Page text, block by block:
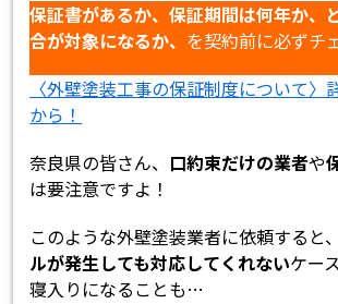
保証書があるか、保証期間は何年か、
合が対象になるか、 を契約前に必ずチ
〈外壁塗装工事の保証制度について〉
から！
奈良県の皆さん、 口約束だけの業者や
は要注意ですよ！
このような外壁塗装業者に依頼すると
ルが発生しても対応してくれないケー
寝入りになることも…